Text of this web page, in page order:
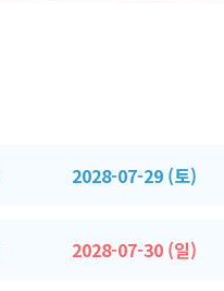
2028-07-29 (토)
2028-07-30 (일)